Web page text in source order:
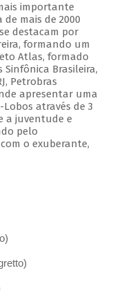
importante
mais de 2000
destacam por
formando um
Atlas, formado
Brasileira,
Petrobras
apresentar uma
através de 3
a juventude e
pelo
o exuberante,